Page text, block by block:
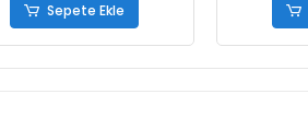
Sepete Ekle